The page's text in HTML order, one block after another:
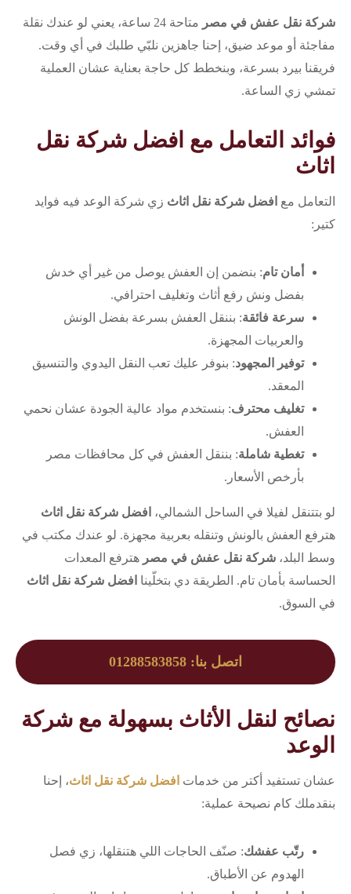
شركة نقل عفش في مصر
متاحة 24 ساعة، يعني لو عندك نقلة
مفاجئة أو موعد ضيق، إحنا جاهزين نلبّي طلبك في أي وقت.
فريقنا بيرد بسرعة، وبنخطط كل حاجة بعناية عشان العملية
تمشي زي الساعة.
فوائد التعامل مع افضل شركة نقل
اثاث
التعامل مع افضل شركة نقل اثاث زي شركة الوعد فيه فوايد
كتير:
أمان تام: بنضمن إن العفش يوصل من غير أي خدش
بفضل ونش رفع أثاث وتغليف احترافي.
سرعة فائقة: بننقل العفش بسرعة بفضل الونش
والعربيات المجهزة.
توفير المجهود: بنوفر عليك تعب النقل اليدوي والتنسيق
المعقد.
تغليف محترف: بنستخدم مواد عالية الجودة عشان نحمي
العفش.
تغطية شاملة: بننقل العفش في كل محافظات مصر
بأرخص الأسعار.
لو بتتنقل لفيلا في الساحل الشمالي، افضل شركة نقل اثاث
هترفع العفش بالونش وتنقله بعربية مجهزة. لو عندك مكتب في
وسط البلد، شركة نقل عفش في مصر هترفع المعدات
الحساسة بأمان تام. الطريقة دي بتخلّينا افضل شركة نقل اثاث
في السوق.
اتصل بنا: 01288583858
نصائح لنقل الأثاث بسهولة مع شركة
الوعد
عشان تستفيد أكتر من خدمات افضل شركة نقل اثاث، إحنا
بنقدملك كام نصيحة عملية:
رتّب عفشك: صنّف الحاجات اللي هتنقلها، زي فصل
الهدوم عن الأطباق.